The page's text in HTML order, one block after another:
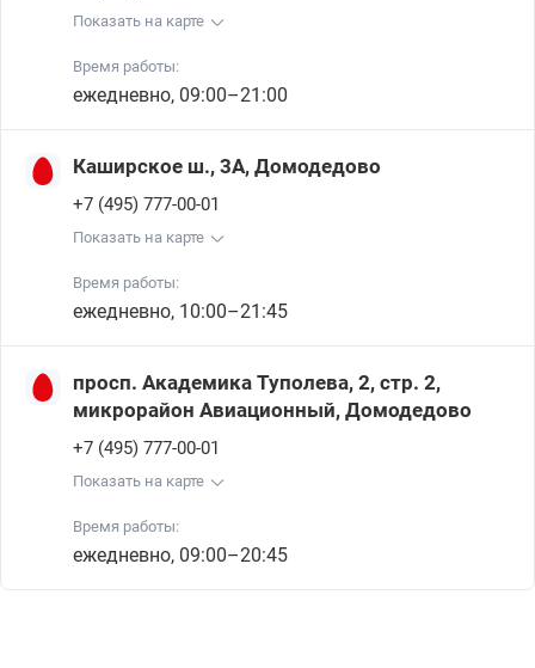
Показать на карте
Время работы:
ежедневно, 09:00–21:00
Каширское ш., 3А, Домодедово
+7 (495) 777-00-01
Показать на карте
Время работы:
ежедневно, 10:00–21:45
просп. Академика Туполева, 2, стр. 2,
микрорайон Авиационный, Домодедово
+7 (495) 777-00-01
Показать на карте
Время работы:
ежедневно, 09:00–20:45